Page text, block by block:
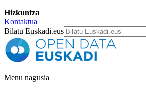
Hizkuntza
Kontaktua
Bilatu Euskadi.eus
Menu nagusia